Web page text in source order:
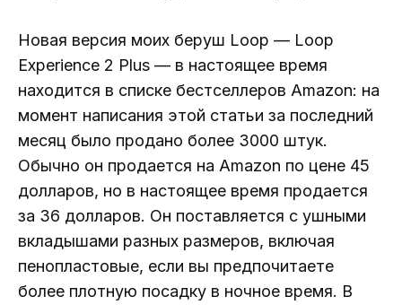
Новая версия моих беруш Loop — Loop
Experience 2 Plus — в настоящее время
находится в списке бестселлеров Amazon: на
момент написания этой статьи за последний
месяц было продано более 3000 штук.
Обычно он продается на Amazon по цене 45
долларов, но в настоящее время продается
за 36 долларов. Он поставляется с ушными
вкладышами разных размеров, включая
пенопластовые, если вы предпочитаете
более плотную посадку в ночное время. В